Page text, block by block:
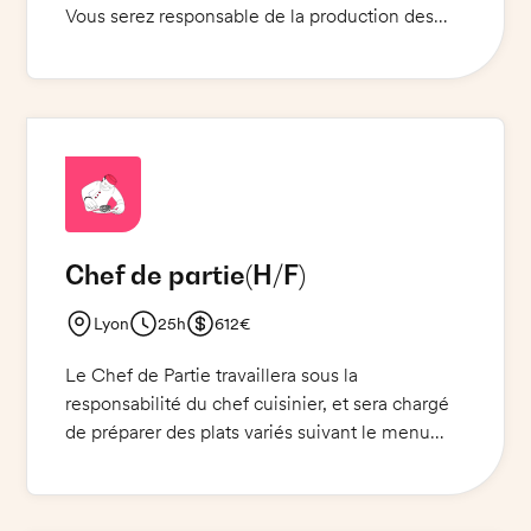
Vous serez responsable de la production des
coordonnez les plats et vous veillez à la qualité
avec le personnel de service. Vous assurez le
respect des normes d'hygiène et de sécurité
alimentaire et le maintien des stocks.
Chef de partie(H/F)
Lyon 25h 612€
Le Chef de Partie travaillera sous la
responsabilité du chef cuisinier, et sera chargé
de préparer des plats variés suivant le menu
stocks, réaliser les commandes, veiller à la